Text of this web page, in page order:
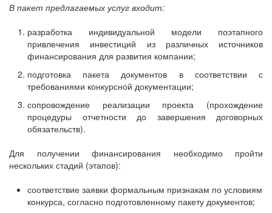
В пакет предлагаемых услуг входит:
разработка индивидуальной модели поэтапного
привлечения инвестиций из различных источников
финансирования для развития компании;
подготовка пакета документов в соответствии с
требованиями конкурсной документации;
сопровождение реализации проекта (прохождение
процедуры отчетности до завершения договорных
обязательств).
Для получении финансирования необходимо пройти
нескольких стадий (этапов):
соответствие заявки формальным признакам по условиям
конкурса, согласно подготовленному пакету документов;